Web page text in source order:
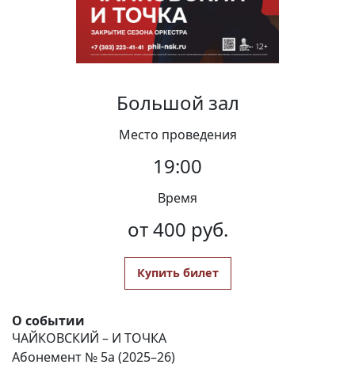
Большой зал
Место проведения
19:00
Время
от 400 руб.
Купить билет
О событии
ЧАЙКОВСКИЙ – И ТОЧКА
Абонемент № 5а (2025–26)